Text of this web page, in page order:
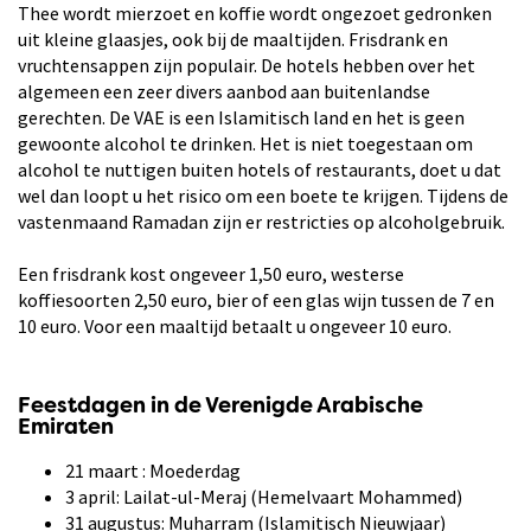
Thee wordt mierzoet en koffie wordt ongezoet gedronken
uit kleine glaasjes, ook bij de maaltijden. Frisdrank en
vruchtensappen zijn populair. De hotels hebben over het
algemeen een zeer divers aanbod aan buitenlandse
gerechten. De VAE is een Islamitisch land en het is geen
gewoonte alcohol te drinken. Het is niet toegestaan om
alcohol te nuttigen buiten hotels of restaurants, doet u dat
wel dan loopt u het risico om een boete te krijgen. Tijdens de
vastenmaand Ramadan zijn er restricties op alcoholgebruik.
Een frisdrank kost ongeveer 1,50 euro, westerse
koffiesoorten 2,50 euro, bier of een glas wijn tussen de 7 en
10 euro. Voor een maaltijd betaalt u ongeveer 10 euro.
Feestdagen in de Verenigde Arabische
Emiraten
21 maart : Moederdag
3 april: Lailat-ul-Meraj (Hemelvaart Mohammed)
31 augustus: Muharram (Islamitisch Nieuwjaar)